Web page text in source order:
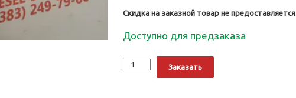
Скидка на заказной товар не предоставляется
Доступно для предзаказа
Количество
Мотор
Заказать